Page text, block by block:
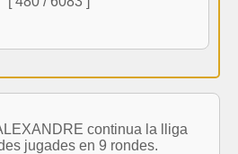
continua la lliga
jugades en 9 rondes.